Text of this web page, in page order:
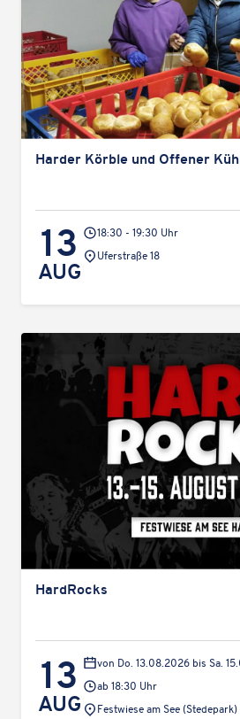
Harder Körble und Offener
13
AUG
18:30 - 19:30 Uhr
Veranstaltungsort:
Uferstraße 18
Hard­Rocks
13
AUG
von Do. 13.08.2026 bis Sa.
ab 18:30 Uhr
Veranstaltungsort:
Fest­wiese am See (Stede­park)